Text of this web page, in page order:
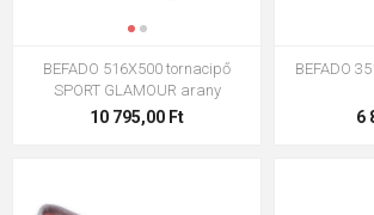
BEFADO 516X500 tornacipő
SPORT GLAMOUR arany
10 795,00 Ft
BEFADO
6